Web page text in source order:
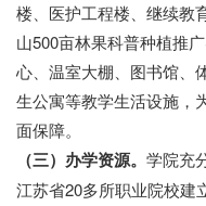
楼、医护工程楼、继续教
山500亩林果科普种植推
心、温室大棚、图书馆、
生公寓等教学生活设施，
面保障。
（三）办学资源。 学院充
江苏省20多所职业院校建